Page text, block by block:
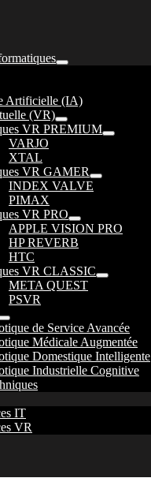
Artificielle (IA)
(VR)
VR PREMIUM
VARJO
XTAL
VR GAMER
INDEX VALVE
PIMAX
VR PRO
APPLE VISION PRO
HP REVERB
HTC
VR CLASSIC
META QUEST
PSVR
de Service Avancée
Médicale Augmentée
Domestique Intelligente
Industrielle Cognitive
IT
VR